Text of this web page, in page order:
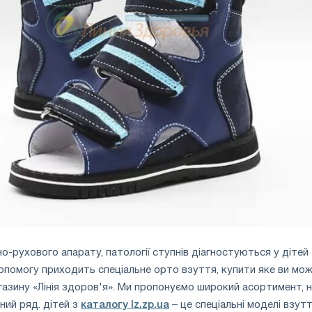
апарату, патології ступнів діагностуються у дітей
приходить спеціальне орто взуття, купити яке ви
«Лінія здоров'я». Ми пропонуємо широкий асортимент,
ряд. дітей з каталогу lz.zp.ua – це спеціальні моделі